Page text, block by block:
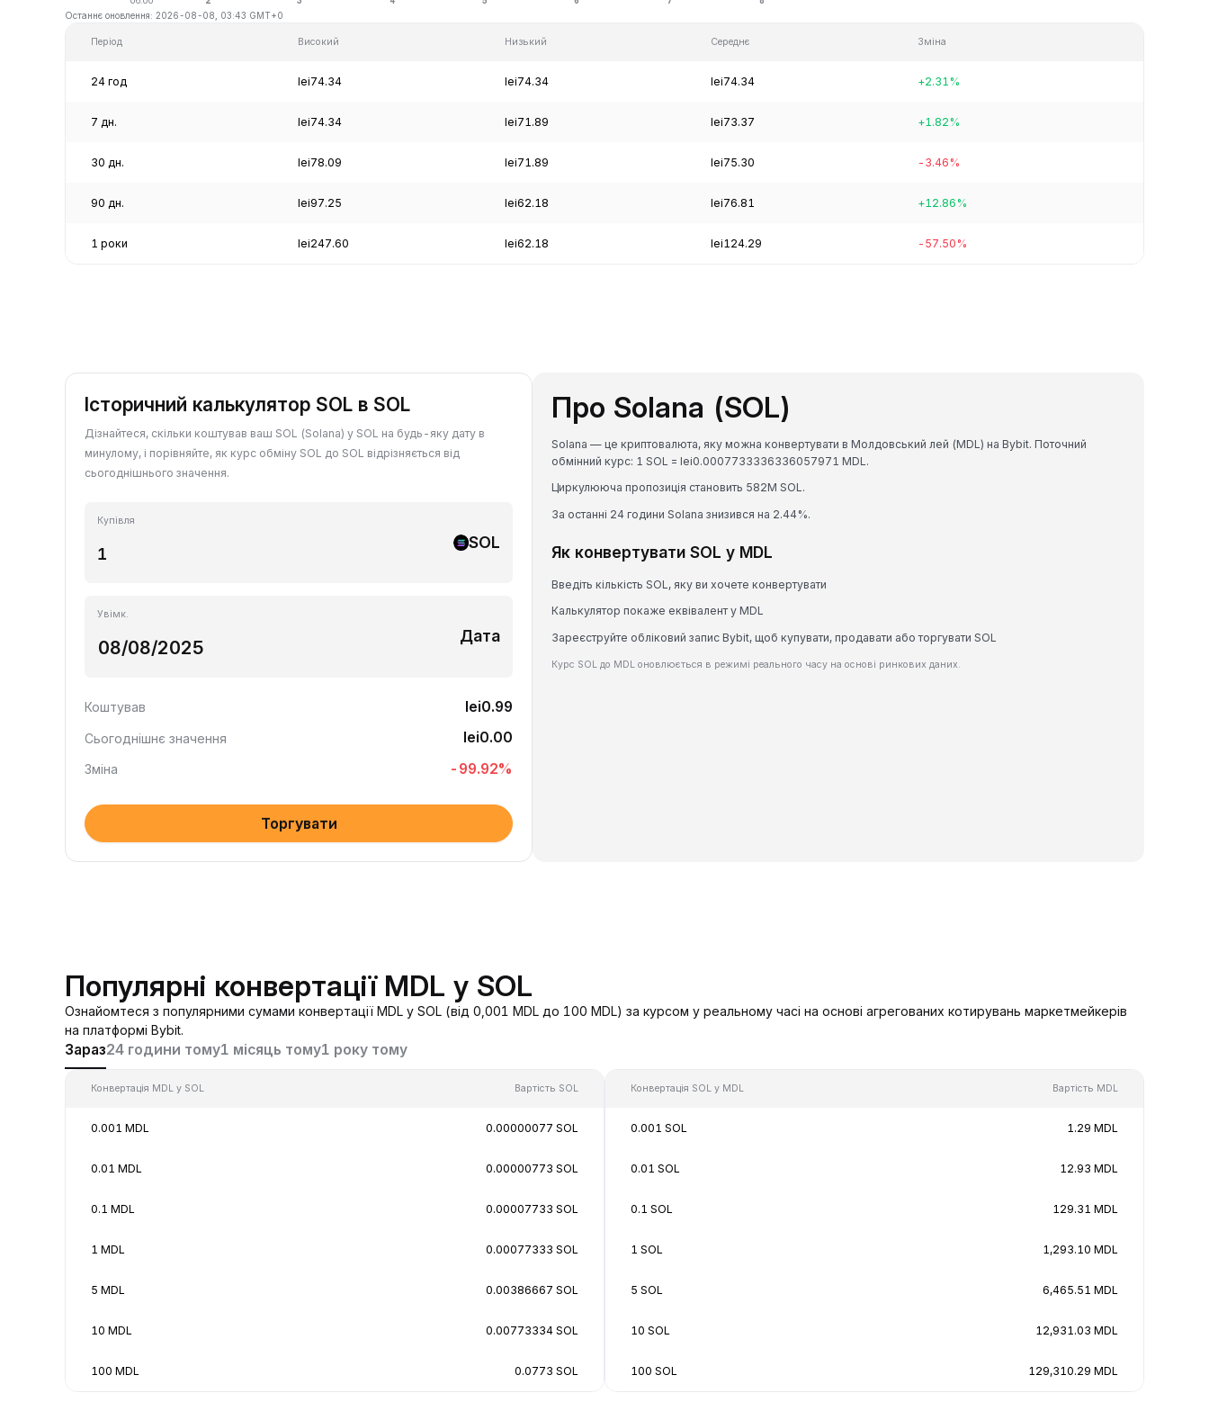
Останнє оновлення: 2026-08-08, 03:43 GMT+0
Період Високий Низький Середнє Зміна
24 год lei74.34 lei74.34 lei74.34 +2.31%
7 дн. lei74.34 lei71.89 lei73.37 +1.82%
30 дн. lei78.09 lei71.89 lei75.30 -3.46%
90 дн. lei97.25 lei62.18 lei76.81 +12.86%
1 роки lei247.60 lei62.18 lei124.29 -57.50%
Історичний калькулятор SOL в SOL
Дізнайтеся, скільки коштував ваш SOL (Solana) у SOL на будь-яку дату в
минулому, і порівняйте, як курс обміну SOL до SOL відрізняється від
сьогоднішнього значення.
Купівля
SOL
Увімк.
Дата
Коштував lei0.99
Сьогоднішнє значення lei0.00
Зміна -99.92%
Торгувати
Про Solana (SOL)
Solana — це криптовалюта, яку можна конвертувати в Молдовський лей (MDL) на Bybit. Поточний
обмінний курс: 1 SOL = lei0.0007733336336057971 MDL.
Циркулююча пропозиція становить 582M SOL.
За останні 24 години Solana знизився на 2.44%.
Як конвертувати SOL у MDL
Введіть кількість SOL, яку ви хочете конвертувати
Калькулятор покаже еквівалент у MDL
Зареєструйте обліковий запис Bybit, щоб купувати, продавати або торгувати SOL
Курс SOL до MDL оновлюється в режимі реального часу на основі ринкових даних.
Популярні конвертації MDL у SOL
Ознайомтеся з популярними сумами конвертації MDL у SOL (від 0,001 MDL до 100 MDL) за курсом у реальному часі на основі агрегованих котирувань маркетмейкерів
на платформі Bybit.
Зараз24 години тому1 місяць тому1 року тому
Конвертація MDL у SOL Вартість SOL
0.001 MDL 0.00000077 SOL
0.01 MDL 0.00000773 SOL
0.1 MDL 0.00007733 SOL
1 MDL 0.00077333 SOL
5 MDL 0.00386667 SOL
10 MDL 0.00773334 SOL
100 MDL 0.0773 SOL
Конвертація SOL у MDL Вартість MDL
0.001 SOL 1.29 MDL
0.01 SOL 12.93 MDL
0.1 SOL 129.31 MDL
1 SOL 1,293.10 MDL
5 SOL 6,465.51 MDL
10 SOL 12,931.03 MDL
100 SOL 129,310.29 MDL